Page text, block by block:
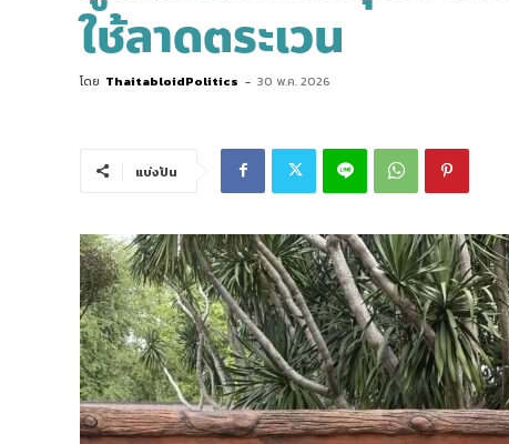
ใช้ลาดตระเวน
โดย ThaitabloidPolitics - 30 พ.ค. 2026
แบ่งปัน